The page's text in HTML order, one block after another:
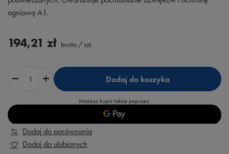
ogniową A1.
194,21 zł brutto / szt.
Dodaj do koszyka
Możesz kupić także poprzez:
Dodaj do porównania
Dodaj do ulubionych